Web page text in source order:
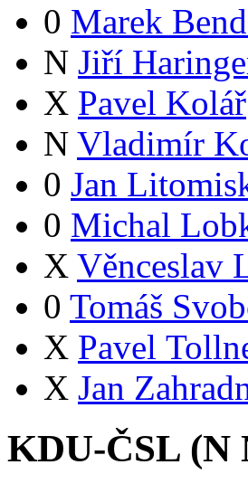
0 Marek
N Jiří
X Pavel Kolář
N Vladimír
0 Jan
0 Michal
X Věnceslav
0 Tomáš
X Pavel
X Jan
KDU-ČSL (N